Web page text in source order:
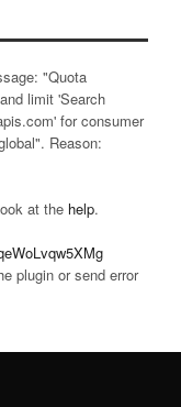
"Quota
limit 'Search
for consumer
Reason:
at the help.
plugin or send error